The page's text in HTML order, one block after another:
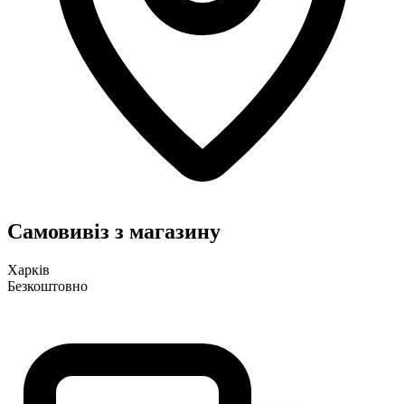
Самовивіз з магазину
Харків
Безкоштовно